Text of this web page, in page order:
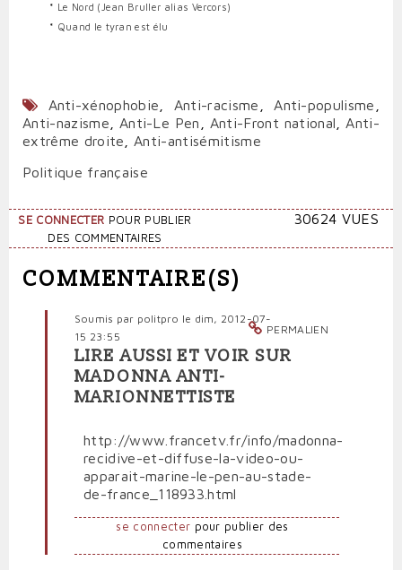
* Le Nord (Jean Bruller alias Vercors)
* Quand le tyran est élu
Anti-xénophobie Anti-racisme Anti-populisme
Anti-nazisme
Anti-Le Pen Anti-Front national
Anti-
extrême droite
Anti-antisémitisme
Politique française
SE CONNECTER POUR PUBLIER
DES COMMENTAIRES
30624 VUES
COMMENTAIRE(S)
PERMALIEN
Soumis par politpro le dim, 2012-07-
15 23:55
En
réponse
à
récidive,
Marion
porte
plainte
LIRE AUSSI ET VOIR SUR
MADONNA ANTI-
MARIONNETTISTE
http://www.francetv.fr/info/madonna-
recidive-et-diffuse-la-video-ou-
apparait-marine-le-pen-au-stade-
de-france_118933.html
se connecter pour publier des
commentaires